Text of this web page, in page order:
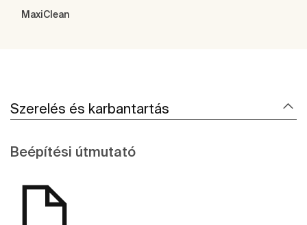
MaxiClean
Szerelés és karbantartás
Beépítési útmutató